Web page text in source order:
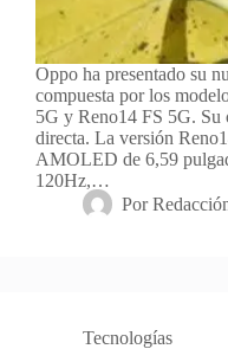
Oppo ha presentado su
compuesta por los
5G y Reno14 FS 5G. Su
directa. La versión
AMOLED de 6,59
120Hz,…
Por
Tecnologías